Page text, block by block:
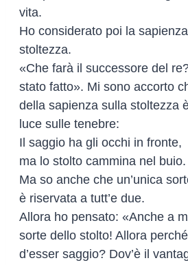
vita.
Ho considerato poi la
stoltezza.
«Che farà il successore del
stato fatto». Mi sono accorto
della sapienza sulla stoltezza
luce sulle tenebre:
Il saggio ha gli occhi in fronte,
ma lo stolto cammina nel buio.
Ma so anche che un’unica
è riservata a tutt’e due.
Allora ho pensato: «Anche a
sorte dello stolto! Allora
d’esser saggio? Dov’è il